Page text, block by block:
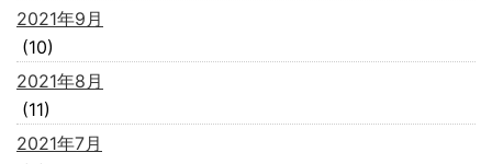
2021年9月
(10)
2021年8月
(11)
2021年7月